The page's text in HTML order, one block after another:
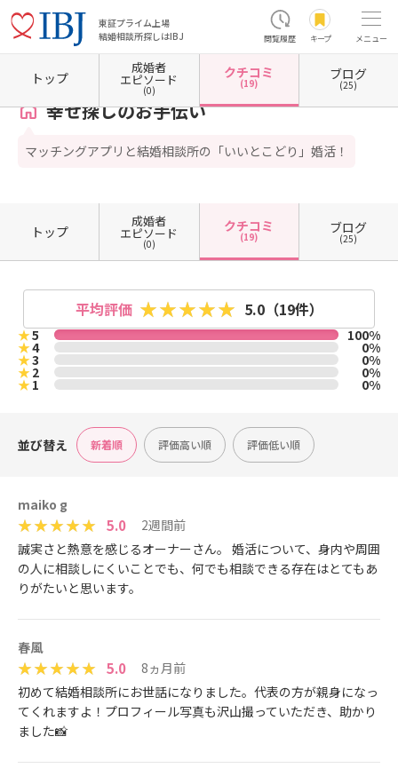
東証プライム上場
結婚相談所探しはIBJ
閲覧履歴 キープ メニュー
ホーム 秋田県の結婚相談所 秋田県秋田市 幸せ探しのお手伝い クチコミ一覧
幸せ探しのお手伝い
マッチングアプリと結婚相談所の「いいとこどり」婚活！
トップ
成婚者
エピソード
(0)
クチコミ
(19)
ブログ
(25)
トップ
成婚者
エピソード
(0)
クチコミ
(19)
ブログ
(25)
平均評価 5.0（19件）
★5 100%
★4 0%
★3 0%
★2 0%
★1 0%
並び替え 新着順 評価高い順 評価低い順
maiko g
5.0
2週間前
誠実さと熱意を感じるオーナーさん。 婚活について、身内や周囲
の人に相談しにくいことでも、何でも相談できる存在はとてもあ
りがたいと思います。
春風
5.0
8ヵ月前
初めて結婚相談所にお世話になりました。代表の方が親身になっ
てくれますよ！プロフィール写真も沢山撮っていただき、助かり
ました📸